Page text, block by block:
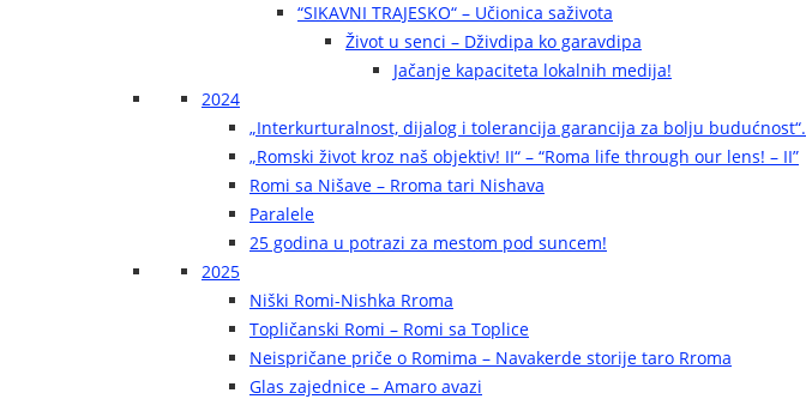
“SIKAVNI TRAJESKO“ – Učionica saživota
Život u senci – Dživdipa ko garavdipa
Jačanje kapaciteta lokalnih medija!
2024
„Interkurturalnost, dijalog i tolerancija garancija za bolju budućnost“.
„Romski život kroz naš objektiv! II“ – “Roma life through our lens! – II”
Romi sa Nišave – Rroma tari Nishava
Paralele
25 godina u potrazi za mestom pod suncem!
2025
Niški Romi-Nishka Rroma
Topličanski Romi – Romi sa Toplice
Neispričane priče o Romima – Navakerde storije taro Rroma
Glas zajednice – Amaro avazi